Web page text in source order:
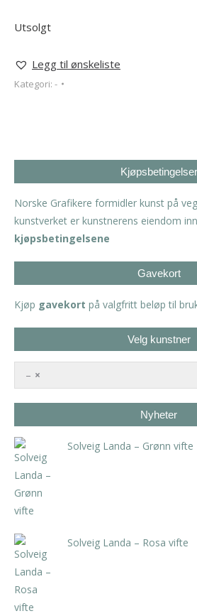
Utsolgt
Legg til ønskeliste
Kategori: -
Kjøpsbetingelser
Norske Grafikere formidler kunst på
kunstverket er kunstnerens eiendom
kjøpsbetingelsene
Gavekort
Kjøp gavekort på valgfritt beløp til
Velg kunstner
×
–
Nyheter
Solveig Landa – Grønn vifte
Solveig Landa – Rosa vifte